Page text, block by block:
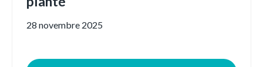
28 novembre 2025